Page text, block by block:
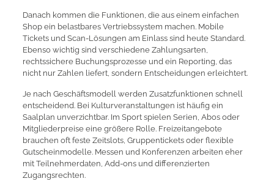
Danach kommen die Funktionen, die aus einem einfachen
Shop ein belastbares Vertriebssystem machen. Mobile
Tickets und Scan-Lösungen am Einlass sind heute Standard.
Ebenso wichtig sind verschiedene Zahlungsarten,
rechtssichere Buchungsprozesse und ein Reporting, das
nicht nur Zahlen liefert, sondern Entscheidungen erleichtert.
Je nach Geschäftsmodell werden Zusatzfunktionen schnell
entscheidend. Bei Kulturveranstaltungen ist häufig ein
Saalplan unverzichtbar. Im Sport spielen Serien, Abos oder
Mitgliederpreise eine größere Rolle. Freizeitangebote
brauchen oft feste Zeitslots, Gruppentickets oder flexible
Gutscheinmodelle. Messen und Konferenzen arbeiten eher
mit Teilnehmerdaten, Add-ons und differenzierten
Zugangsrechten.